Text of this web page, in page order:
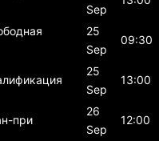
Sep
25
Sep
09:30
25
Sep
13:00
при
26
Sep
12:00